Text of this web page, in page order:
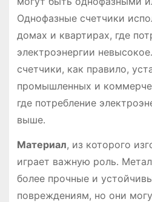
Однофазные счетчики
домах и квартирах, где
электроэнергии
счетчики, как правило,
промышленных и
где потребление
выше․
Материал, из которого
играет важную роль․
более прочные и
повреждениям, но они